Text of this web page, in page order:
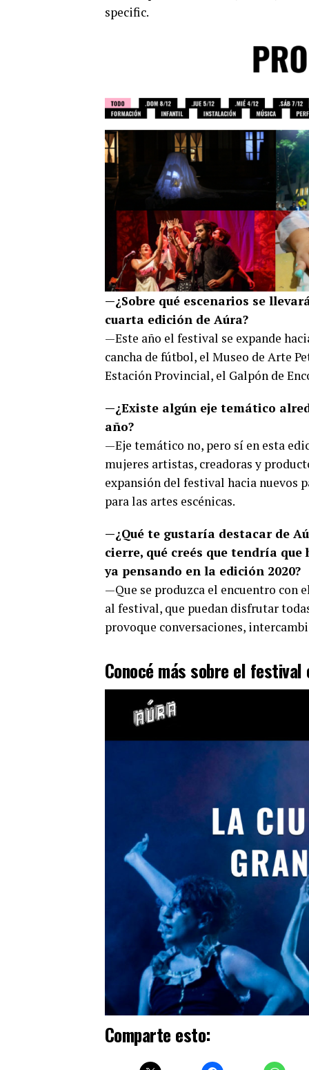
specific.
—¿Sobre qué escenarios se
cuarta edición de Aúra?
—Este año el festival se expande
cancha de fútbol, el Museo de Arte
Estación Provincial, el Galpón de
—¿Existe algún eje temático
año?
—Eje temático no, pero sí en esta
mujeres artistas, creadoras y
expansión del festival hacia nuevos
para las artes escénicas.
—¿Qué te gustaría destacar de
cierre, qué creés que tendría
ya pensando en la edición 2020?
—Que se produzca el encuentro con
al festival, que puedan disfrutar
provoque conversaciones,
Conocé más sobre el
Comparte esto: